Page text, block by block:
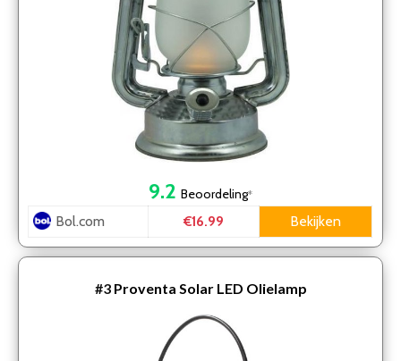
9.2 Beoordeling*
Bol.com €16.99 Bekijken
#3 Proventa Solar LED Olielamp